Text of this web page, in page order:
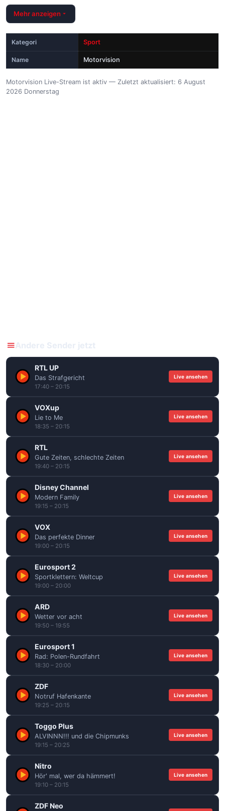
Mehr anzeigen
Kategori Sport
Name Motorvision
Motorvision Live-Stream ist aktiv — Zuletzt aktualisiert: 6 August
2026 Donnerstag
RTL UP
Das Strafgericht
17:40 – 20:15
Live ansehen
VOXup
Lie to Me
18:35 – 20:15
Live ansehen
RTL
Gute Zeiten, schlechte Zeiten
19:40 – 20:15
Live ansehen
Disney Channel
Modern Family
19:15 – 20:15
Live ansehen
VOX
Das perfekte Dinner
19:00 – 20:15
Live ansehen
Eurosport 2
Sportklettern: Weltcup
19:00 – 20:00
Live ansehen
ARD
Wetter vor acht
19:50 – 19:55
Live ansehen
Eurosport 1
Rad: Polen-Rundfahrt
18:30 – 20:00
Live ansehen
ZDF
Notruf Hafenkante
19:25 – 20:15
Live ansehen
Toggo Plus
ALVINNN!!! und die Chipmunks
19:15 – 20:25
Live ansehen
Nitro
Hör' mal, wer da hämmert!
19:10 – 20:15
Live ansehen
ZDF Neo